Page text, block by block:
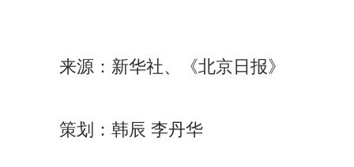
来源：新华社、《北京日报》
策划：韩辰 李丹华